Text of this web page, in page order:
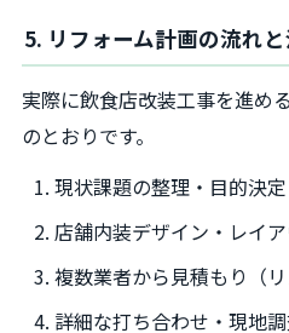
5. リフォーム計画の流れ
実際に飲食店改装工事を進め
のとおりです。
現状課題の整理・目的決定
店舗内装デザイン・レイ
複数業者から見積もり（
詳細な打ち合わせ・現地